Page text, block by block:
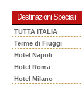
Destinazioni Speciali
TUTTA ITALIA
Terme di Fiuggi
Hotel Napoli
Hotel Roma
Hotel Milano